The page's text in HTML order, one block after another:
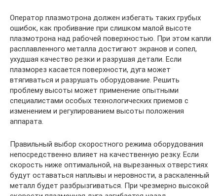
Оператор плазмотрона должен избегать таких грубых
ошибок, как пробивание при слишком малой высоте
плазмотрона над рабочей поверхностью. При этом капли
расплавленного металла достигают экранов и сопел,
ухудшая качество резки и разрушая детали. Если
плазморез касается поверхности, дуга может
втягиваться и разрушать оборудование. Решить
проблему высоты может применение опытными
специалистами особых технологических приемов с
изменением и регулированием высоты положения
аппарата.
Правильный выбор скоростного режима оборудования
непосредственно влияет на качественную резку. Если
скорость ниже оптимальной, на вырезанных отверстиях
будут оставаться наплывы и неровности, а раскаленный
металл будет разбрызгиваться. При чрезмерно высокой